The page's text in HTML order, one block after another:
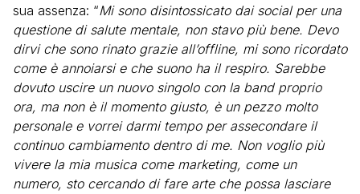
sua assenza: “Mi sono disintossicato dai social per una
questione di salute mentale, non stavo più bene. Devo
dirvi che sono rinato grazie all’offline, mi sono ricordato
come è annoiarsi e che suono ha il respiro. Sarebbe
dovuto uscire un nuovo singolo con la band proprio
ora, ma non è il momento giusto, è un pezzo molto
personale e vorrei darmi tempo per assecondare il
continuo cambiamento dentro di me. Non voglio più
vivere la mia musica come marketing, come un
numero, sto cercando di fare arte che possa lasciare